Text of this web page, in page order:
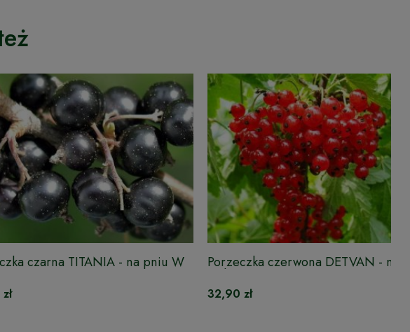
czarna TITANIA - na pniu W Porzeczka czerwona DETVAN - na
w doniczce
32,90 zł